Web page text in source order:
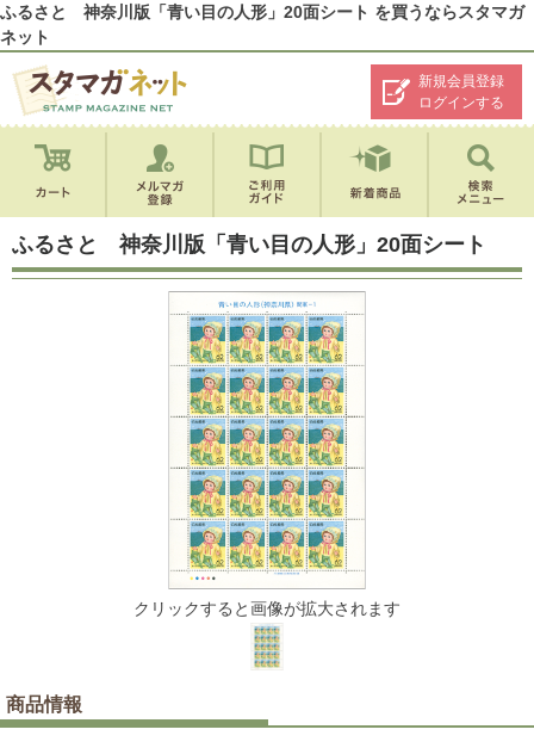
ふるさと 神奈川版「青い目の人形」20面シート を買うならスタマガ
ネット
新規会員登録
ログインする
ふるさと 神奈川版「青い目の人形」20面シート
クリックすると画像が拡大されます
商品情報